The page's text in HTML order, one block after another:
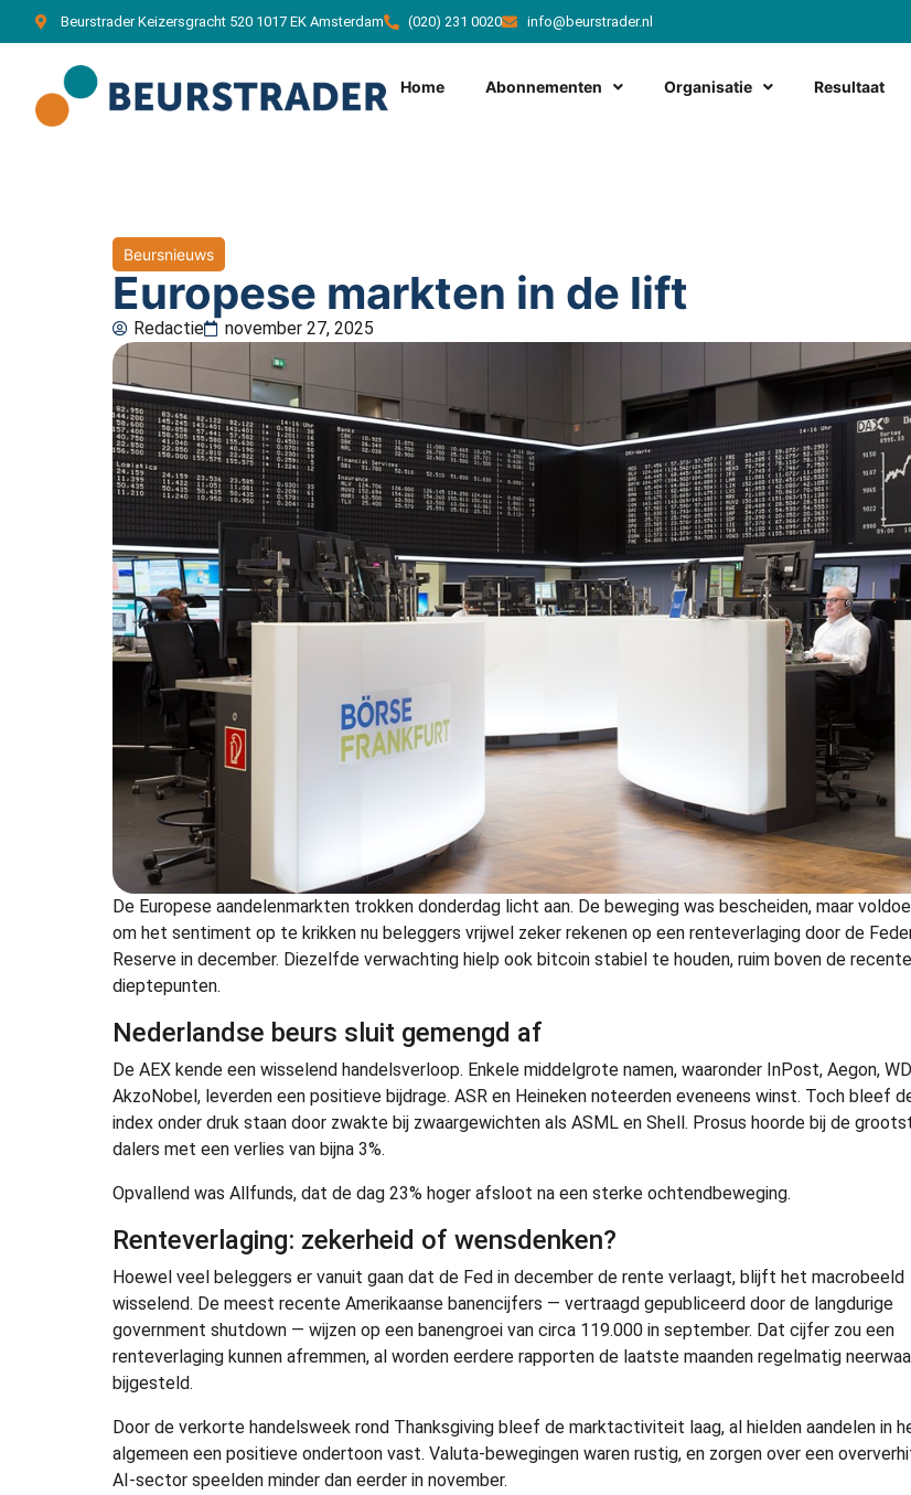
Beurstrader Keizersgracht 520 1017 EK Amsterdam (020) 231 0020 info@beurstrader.nl
Home Abonnementen Organisatie Resultaat
Beursnieuws
Europese markten in de lift
Redactie november 27, 2025
De Europese aandelenmarkten trokken donderdag licht aan. De beweging was bescheiden, maar
om het sentiment op te krikken nu beleggers vrijwel zeker rekenen op een renteverlaging door de
Reserve in december. Diezelfde verwachting hielp ook bitcoin stabiel te houden, ruim boven de recente
dieptepunten.
Nederlandse beurs sluit gemengd af
De AEX kende een wisselend handelsverloop. Enkele middelgrote namen, waaronder InPost, Aegon,
AkzoNobel, leverden een positieve bijdrage. ASR en Heineken noteerden eveneens winst. Toch bleef
index onder druk staan door zwakte bij zwaargewichten als ASML en Shell. Prosus hoorde bij de
dalers met een verlies van bijna 3%.
Opvallend was Allfunds, dat de dag 23% hoger afsloot na een sterke ochtendbeweging.
Renteverlaging: zekerheid of wensdenken?
Hoewel veel beleggers er vanuit gaan dat de Fed in december de rente verlaagt, blijft het macrobeeld
wisselend. De meest recente Amerikaanse banencijfers — vertraagd gepubliceerd door de langdurige
government shutdown — wijzen op een banengroei van circa 119.000 in september. Dat cijfer zou een
renteverlaging kunnen afremmen, al worden eerdere rapporten de laatste maanden regelmatig
bijgesteld.
Door de verkorte handelsweek rond Thanksgiving bleef de marktactiviteit laag, al hielden aandelen in
algemeen een positieve ondertoon vast. Valuta-bewegingen waren rustig, en zorgen over een
AI-sector speelden minder dan eerder in november.